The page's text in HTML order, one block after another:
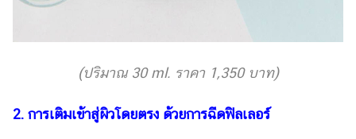
(ปริมาณ 30 ml. ราคา 1,350 บาท)
2. การเติมเข้าสู่ผิวโดยตรง ด้วยการฉีดฟิลเลอร์